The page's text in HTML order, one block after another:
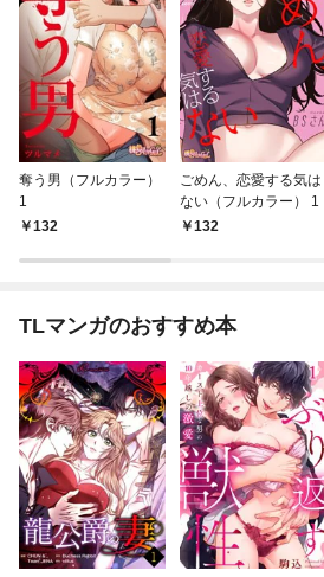
奪う男（フルカラー）
1
132
ごめん、恋愛する気は
ない（フルカラー） 1
132
TLマンガのおすすめ本